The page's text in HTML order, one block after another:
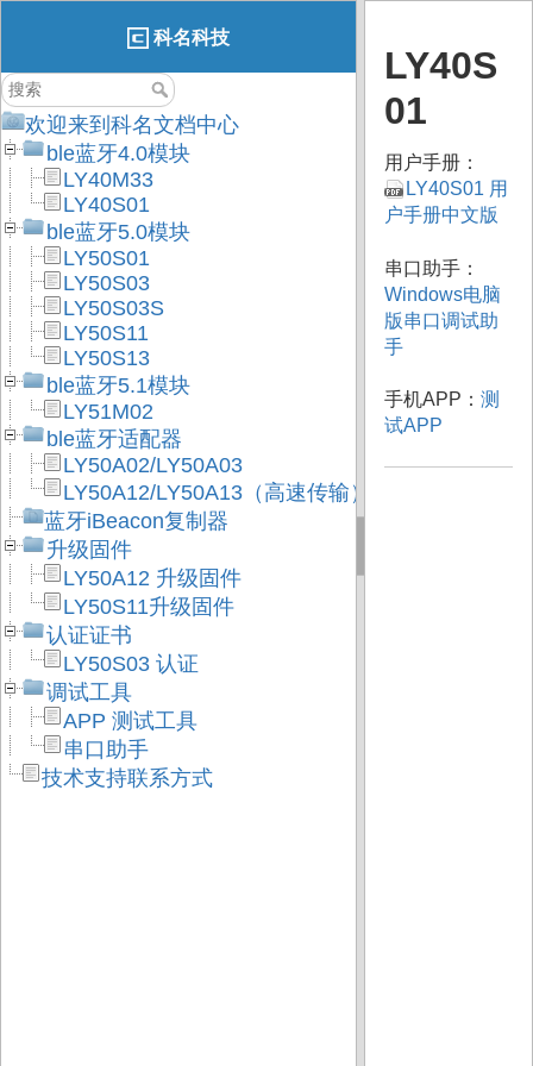
LY40S
01
用户手册：
LY40S01 用
户手册中文版
串口助手：
Windows电脑
版串口调试助
手
手机APP： 测
试APP
科名科技
欢迎来到科名文档中心
ble蓝牙4.0模块
LY40M33
LY40S01
ble蓝牙5.0模块
LY50S01
LY50S03
LY50S03S
LY50S11
LY50S13
ble蓝牙5.1模块
LY51M02
ble蓝牙适配器
LY50A02/LY50A03
LY50A12/LY50A13（高速传输）
蓝牙iBeacon复制器
升级固件
LY50A12 升级固件
LY50S11升级固件
认证证书
LY50S03 认证
调试工具
APP 测试工具
串口助手
技术支持联系方式